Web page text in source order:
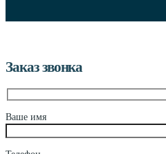
Заказ звонка
Ваше имя